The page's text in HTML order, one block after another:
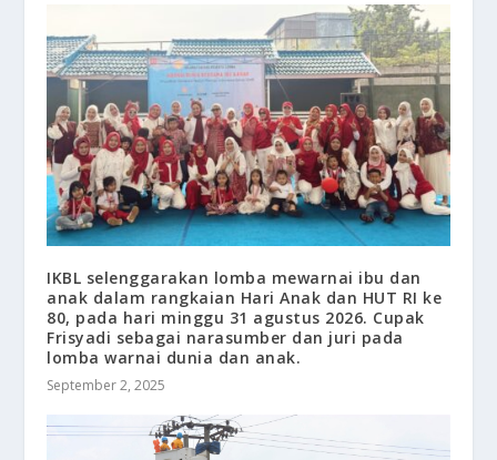
IKBL selenggarakan lomba mewarnai ibu dan
anak dalam rangkaian Hari Anak dan HUT RI ke
80, pada hari minggu 31 agustus 2026. Cupak
Frisyadi sebagai narasumber dan juri pada
lomba warnai dunia dan anak.
September 2, 2025